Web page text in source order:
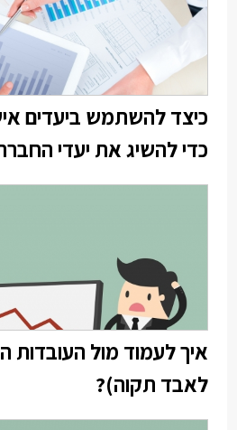
כיצד להשתמש ביעדים
כדי להשיג את יעדי
איך לעמוד מול
לאבד תקוה)?